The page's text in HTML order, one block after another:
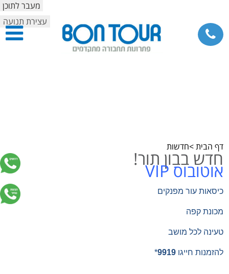
מעבר לתוכן
עצירת תנועה
דף הבית>חדשות
חדש בבון תור!
אוטובוס VIP
כיסאות עור מפנקים
מכונת קפה
טעינה לכל מושב
להזמנות חייגו9919
*